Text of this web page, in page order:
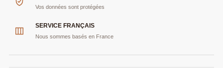
Vos données sont protégées
SERVICE FRANÇAIS
Nous sommes basés en France